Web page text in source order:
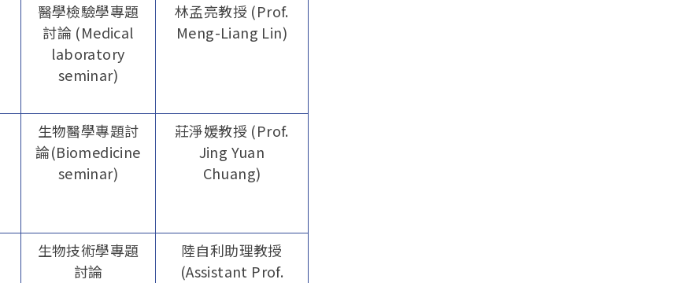
醫學檢驗學專題
討論 (Medical
laboratory
seminar)
林孟亮教授 (Prof.
Meng-Liang Lin)
生物醫學專題討
論(Biomedicine
seminar)
莊淨媛教授 (Prof.
Jing Yuan
Chuang)
生物技術學專題
討論
陸自利助理教授
(Assistant Prof.